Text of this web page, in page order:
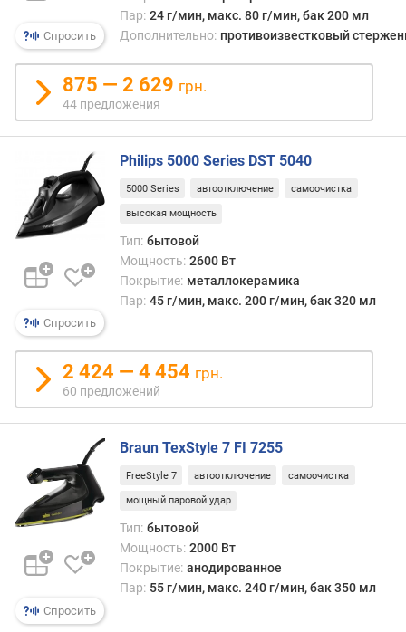
п
о
р
е
м
а
м
о
н
о
с
т
)
д
а
в
л
н
и
Спросить
Пар: 24 г/мин, макс. 80 г/мин, бак 200 мл
Дополнительно: противоизвестковый
875 — 2 629 грн.
44 предложения
Спросить
Philips 5000 Series DST 5040
5000 Series автоотключение самоочистка
высокая мощность
Тип: бытовой
Мощность: 2600 Вт
Покрытие: металлокерамика
Пар: 45 г/мин, макс. 200 г/мин, бак 320 мл
2 424 — 4 454 грн.
60 предложений
Спросить
Braun TexStyle 7 FI 7255
FreeStyle 7 автоотключение самоочистка
мощный паровой удар
Тип: бытовой
Мощность: 2000 Вт
Покрытие: анодированное
Пар: 55 г/мин, макс. 240 г/мин, бак 350 мл